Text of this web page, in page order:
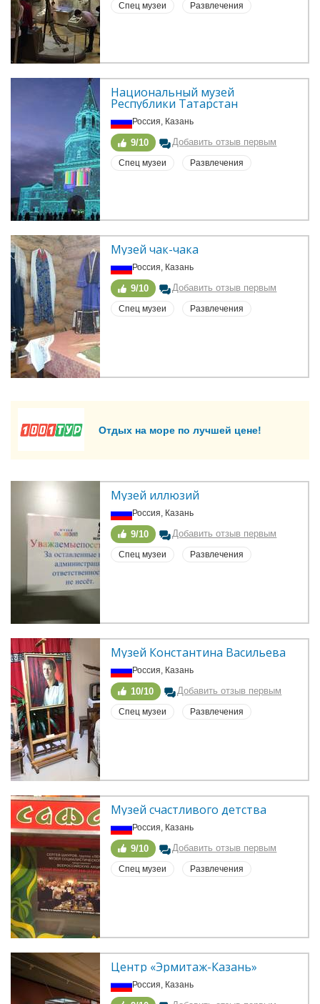
Спец музеи Развлечения
Национальный музей
Республики Татарстан
Россия, Казань
9/10 Добавить отзыв первым
Спец музеи Развлечения
Музей чак-чака
Россия, Казань
9/10 Добавить отзыв первым
Спец музеи Развлечения
Отдых на море по лучшей цене!
Музей иллюзий
Россия, Казань
9/10 Добавить отзыв первым
Спец музеи Развлечения
Музей Константина Васильева
Россия, Казань
10/10 Добавить отзыв первым
Спец музеи Развлечения
Музей счастливого детства
Россия, Казань
9/10 Добавить отзыв первым
Спец музеи Развлечения
Центр «Эрмитаж-Казань»
Россия, Казань